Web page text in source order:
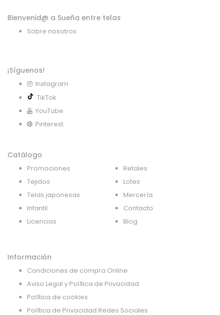
Bienvenid@ a Sueña entre telas
Sobre nosotros
¡Síguenos!
Instagram
TikTok
YouTube
Pinterest
Catálogo
Promociones
Tejidos
Telas japonesas
Infantil
Licencias
Retales
Lotes
Mercería
Contacto
Blog
Información
Condiciones de compra Online
Aviso Legal y Política de Privacidad
Política de cookies
Política de Privacidad Redes Sociales